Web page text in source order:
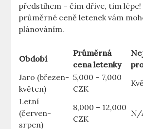
předstihem – čím dříve, tím lépe!
průměrné ceně letenek vám
plánováním.
Období
Průměrná
cena letenky
Jaro (březen-
květen)
5,000 – 7,000
CZK
Letní
(červen-
srpen)
8,000 – 12,000
CZK
N/